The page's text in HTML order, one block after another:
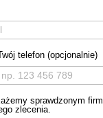
telefon (opcjonalnie)
sprawdzonym
zlecenia.